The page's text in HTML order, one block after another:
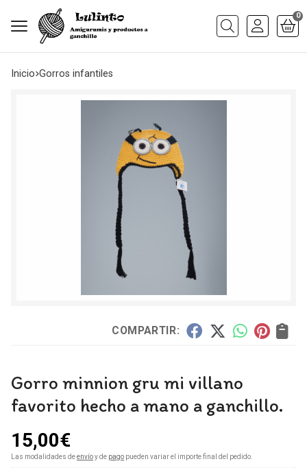
Buscar
0
Inicio gorros infantiles
COMPARTIR:
Gorro minnion gru mi villano
favorito hecho a mano a ganchillo.
15,00€
Las modalidades deenvíoy de pago pueden variar el importe final del pedido.